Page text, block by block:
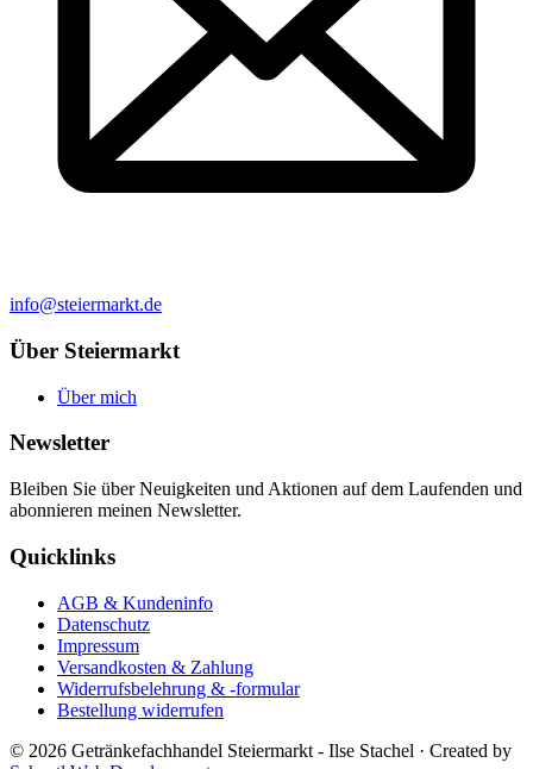
info@steiermarkt.de
Über Steiermarkt
Über mich
Newsletter
Bleiben Sie über Neuigkeiten und Aktionen auf dem Laufenden und
abonnieren meinen Newsletter.
Quicklinks
AGB & Kundeninfo
Datenschutz
Impressum
Versandkosten & Zahlung
Widerrufsbelehrung & -formular
Bestellung widerrufen
© 2026 Getränkefachhandel Steiermarkt - Ilse Stachel · Created by